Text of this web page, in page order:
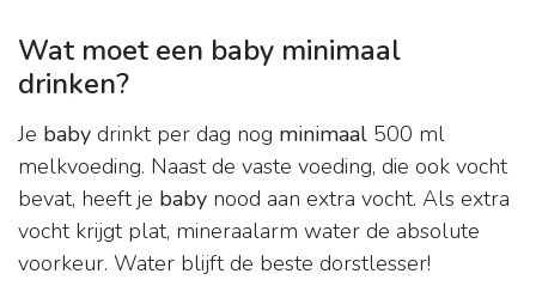
Wat moet een baby minimaal
drinken?
Je baby drinkt per dag nog minimaal 500 ml
melkvoeding. Naast de vaste voeding, die ook vocht
bevat, heeft je baby nood aan extra vocht. Als extra
vocht krijgt plat, mineraalarm water de absolute
voorkeur. Water blijft de beste dorstlesser!